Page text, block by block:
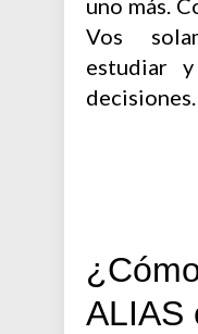
uno más.
Vos
estudiar
decisiones.
ALIAS